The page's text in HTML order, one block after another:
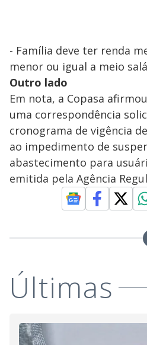
- Família deve ter renda
menor ou igual a meio
Outro lado
Em nota, a Copasa
uma correspondência
cronograma de vigência
ao impedimento de
abastecimento para
emitida pela Agência
Últimas